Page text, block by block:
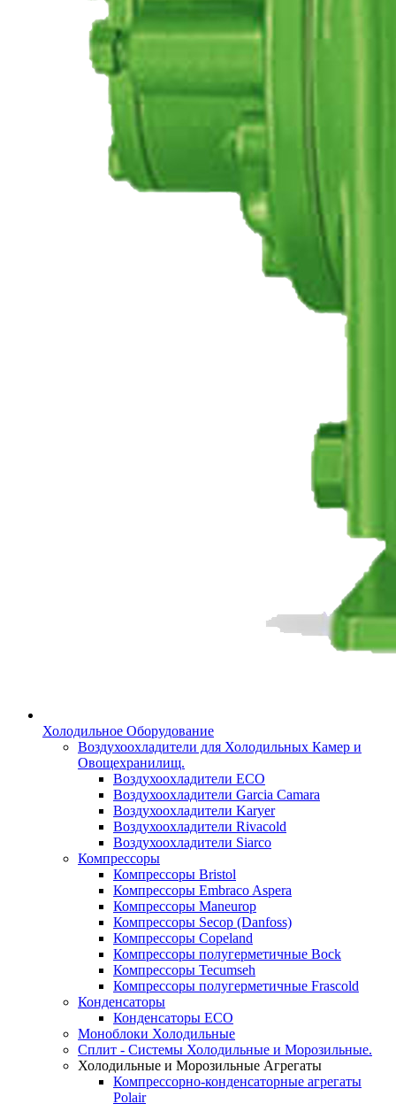
Холодильное Оборудование
Воздухоохладители для Холодильных Камер и
Овощехранилищ.
Воздухоохладители ECO
Воздухоохладители Garcia Camara
Воздухоохладители Karyer
Воздухоохладители Rivacold
Воздухоохладители Siarco
Компрессоры
Компрессоры Bristol
Компрессоры Embraco Aspera
Компрессоры Maneurop
Компрессоры Secop (Danfoss)
Компрессоры Copeland
Компрессоры полугерметичные Bock
Компрессоры Tecumseh
Компрессоры полугерметичные Frascold
Конденсаторы
Конденсаторы ECO
Моноблоки Холодильные
Сплит - Системы Холодильные и Морозильные.
Холодильные и Морозильные Агрегаты
Компрессорно-конденсаторные агрегаты
Polair